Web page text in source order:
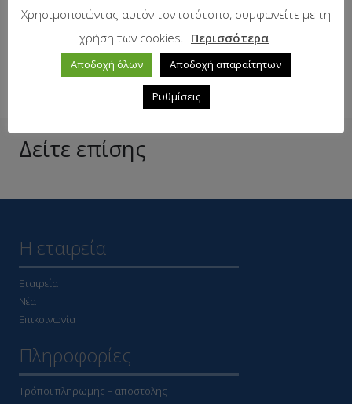
Δείτε επίσης
Η εταιρεία
Εταιρεία
Νέα
Επικοινωνία
Πληροφορίες
Τρόποι πληρωμής – αποστολής
Χρησιμοποιώντας αυτόν τον ιστότοπο, συμφωνείτε με τη
χρήση των cookies.
Περισσότερα
Αποδοχή όλων Αποδοχή απαραίτητων
Ρυθμίσεις